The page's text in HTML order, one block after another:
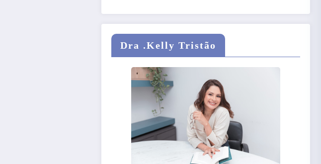
Dra .Kelly Tristão